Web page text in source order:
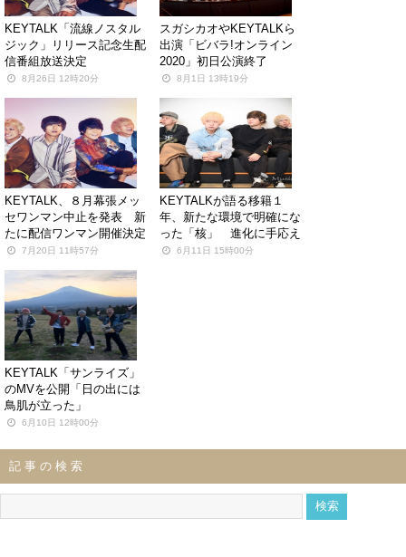
KEYTALK「流線ノスタル
ジック」リリース記念生配
信番組放送決定
8月26日 12時20分
スガシカオやKEYTALKら
出演「ビバラ!オンライン
2020」初日公演終了
8月1日 13時19分
KEYTALK、８月幕張メッ
セワンマン中止を発表 新
たに配信ワンマン開催決定
7月20日 11時57分
KEYTALKが語る移籍１
年、新たな環境で明確にな
った「核」 進化に手応え
6月11日 15時00分
KEYTALK「サンライズ」
のMVを公開「日の出には
鳥肌が立った」
6月10日 12時00分
記事の検索